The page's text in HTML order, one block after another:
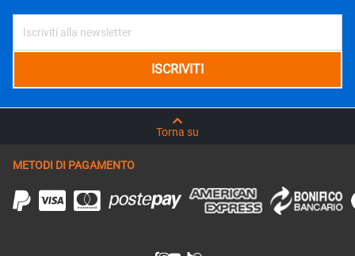
Torna su
METODI DI PAGAMENTO